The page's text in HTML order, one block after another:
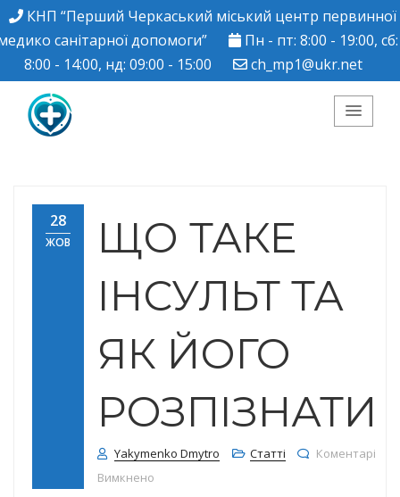
КНП “Перший Черкаський міський центр первинної
санітарної допомоги”
Пн - пт: 8:00 - 19:00, сб:
8:00 - 14:00, нд: 09:00 - 15:00
ch_mp1@ukr.net
Черкаський міський
центр ПМСД"
28
ЖОВ
ЩО ТАКЕ
ІНСУЛЬТ ТА
ЯК ЙОГО
РОЗПІЗНАТИ?
Yakymenko Dmytro Статті
Коментарі
Вимкнено